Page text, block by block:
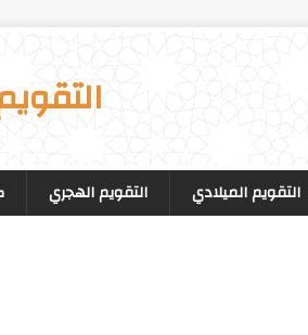
التقويم الميلادي التقويم الهجري